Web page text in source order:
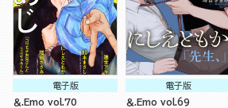
電子版
＆.Emo vol.70
電子版
＆.Emo vol.69